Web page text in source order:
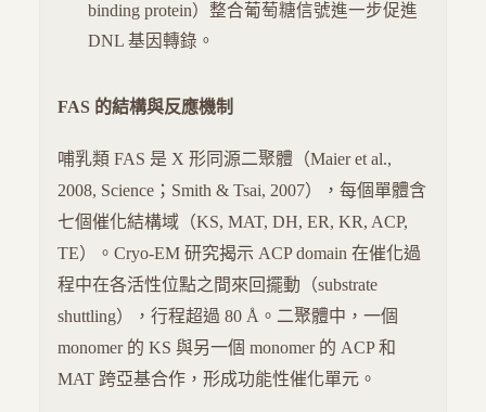
binding protein）整合葡萄糖信號進一步促進
DNL 基因轉錄。
FAS 的結構與反應機制
哺乳類 FAS 是 X 形同源二聚體（Maier et al.,
2008, Science；Smith & Tsai, 2007），每個單體含
七個催化結構域（KS, MAT, DH, ER, KR, ACP,
TE）。Cryo-EM 研究揭示 ACP domain 在催化過
程中在各活性位點之間來回擺動（substrate
shuttling），行程超過 80 Å。二聚體中，一個
monomer 的 KS 與另一個 monomer 的 ACP 和
MAT 跨亞基合作，形成功能性催化單元。